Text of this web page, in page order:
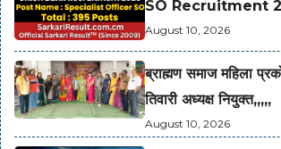
SO Recruitment
August 10, 2026
ब्राह्मण समाज महिला
तिवारी अध्यक्ष नियुक्त,,,,,
August 10, 2026